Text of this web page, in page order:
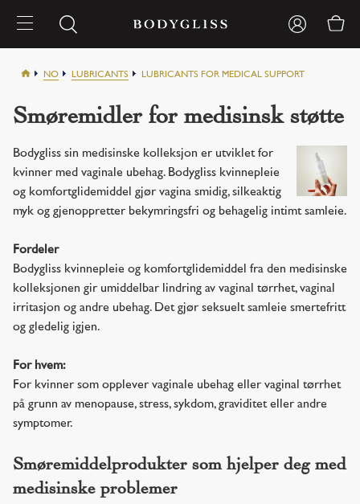
NO LUBRICANTS LUBRICANTS FOR MEDICAL SUPPORT
Smøremidler for medisinsk støtte
Bodygliss sin medisinske kolleksjon er utviklet for
kvinner med vaginale ubehag. Bodygliss kvinnepleie
og komfortglidemiddel gjør vagina smidig, silkeaktig
myk og gjenoppretter bekymringsfri og behagelig intimt samleie.
Fordeler
Bodygliss kvinnepleie og komfortglidemiddel fra den medisinske
kolleksjonen gir umiddelbar lindring av vaginal tørrhet, vaginal
irritasjon og andre ubehag. Det gjør seksuelt samleie smertefritt
og gledelig igjen.
For hvem:
For kvinner som opplever vaginale ubehag eller vaginal tørrhet
på grunn av menopause, stress, sykdom, graviditet eller andre
symptomer.
Smøremiddelprodukter som hjelper deg med
medisinske problemer